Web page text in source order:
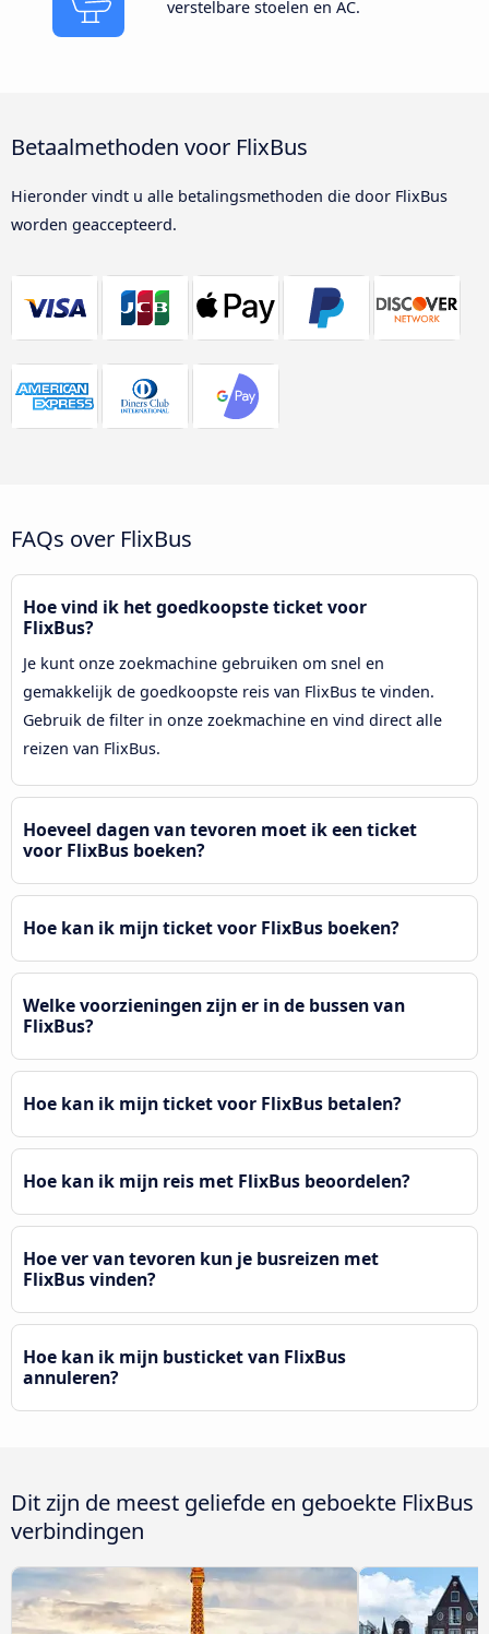
verstelbare stoelen en AC.
Betaalmethoden voor FlixBus
Hieronder vindt u alle betalingsmethoden die door FlixBus
worden geaccepteerd.
FAQs over FlixBus
Hoe vind ik het goedkoopste ticket voor
FlixBus?
Je kunt onze zoekmachine gebruiken om snel en
gemakkelijk de goedkoopste reis van FlixBus te vinden.
Gebruik de filter in onze zoekmachine en vind direct alle
reizen van FlixBus.
Hoeveel dagen van tevoren moet ik een ticket
voor FlixBus boeken?
Hoe kan ik mijn ticket voor FlixBus boeken?
Welke voorzieningen zijn er in de bussen van
FlixBus?
Hoe kan ik mijn ticket voor FlixBus betalen?
Hoe kan ik mijn reis met FlixBus beoordelen?
Hoe ver van tevoren kun je busreizen met
FlixBus vinden?
Hoe kan ik mijn busticket van FlixBus
annuleren?
Dit zijn de meest geliefde en geboekte FlixBus
verbindingen